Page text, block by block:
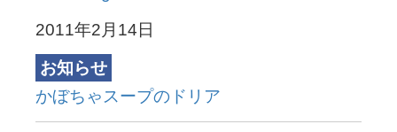
2011年2月14日
お知らせ
かぼちゃスープのドリア